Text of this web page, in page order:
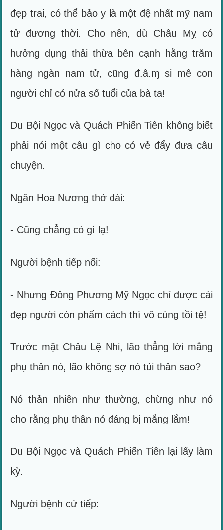
đẹp trai, có thể bảo y là một đệ nhất mỹ nam
tử đương thời. Cho nên, dù Châu Mỵ có
hưởng dụng thải thừa bên cạnh hằng trăm
hàng ngàn nam tử, cũng đ.â.ɱ si mê con
người chỉ có nửa số tuổi của bà ta!
Du Bội Ngọc và Quách Phiến Tiên không biết
phải nói một câu gì cho có vẻ đẩy đưa câu
chuyện.
Ngân Hoa Nương thở dài:
- Cũng chẳng có gì lạ!
Người bệnh tiếp nối:
- Nhưng Đông Phương Mỹ Ngọc chỉ được cái
đẹp người còn phẩm cách thì vô cùng tồi tệ!
Trước mặt Châu Lệ Nhi, lão thẳng lời mắng
phụ thân nó, lão không sợ nó tủi thân sao?
Nó thản nhiên như thường, chừng như nó
cho rằng phụ thân nó đáng bị mắng lắm!
Du Bội Ngọc và Quách Phiến Tiên lại lấy làm
kỳ.
Người bệnh cứ tiếp: